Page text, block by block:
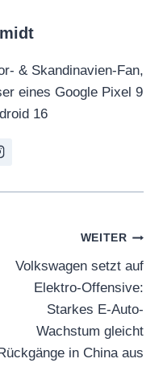
& Skandinavien-Fan,
eines Google Pixel 9
16
WEITER
Volkswagen setzt auf
Elektro-Offensive:
Starkes E-Auto-
Wachstum gleicht
in China aus